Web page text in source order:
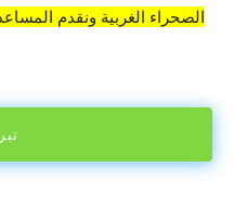
الصحراء الغربية ونقدم